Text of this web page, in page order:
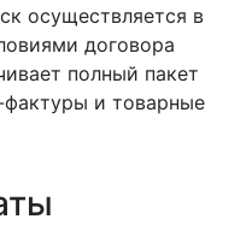
осуществляется в
договора
полный пакет
и товарные